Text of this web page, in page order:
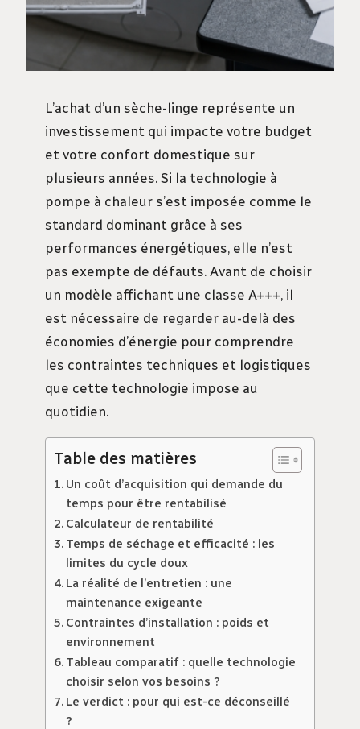
L’achat d’un sèche-linge représente un
investissement qui impacte votre budget
et votre confort domestique sur
plusieurs années. Si la technologie à
pompe à chaleur s’est imposée comme le
standard dominant grâce à ses
performances énergétiques, elle n’est
pas exempte de défauts. Avant de choisir
un modèle affichant une classe A+++, il
est nécessaire de regarder au-delà des
économies d’énergie pour comprendre
les contraintes techniques et logistiques
que cette technologie impose au
quotidien.
Table des matières
Un coût d’acquisition qui demande du
temps pour être rentabilisé
Calculateur de rentabilité
Temps de séchage et efficacité : les
limites du cycle doux
La réalité de l’entretien : une
maintenance exigeante
Contraintes d’installation : poids et
environnement
Tableau comparatif : quelle technologie
choisir selon vos besoins ?
Le verdict : pour qui est-ce déconseillé
?